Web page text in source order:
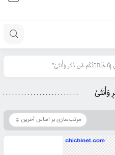
إِنَّا خَلَقۡنَٰكُم مِّن ذَكَرٖ وَأُنثَىٰ”
وَأُنثَىٰ